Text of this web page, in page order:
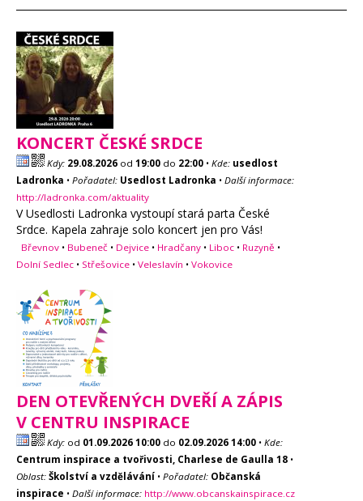
KONCERT ČESKÉ SRDCE
Kdy: 29.08.2026 od 19:00 do 22:00 • Kde: usedlost
Ladronka • Pořadatel: Usedlost Ladronka • Další informace:
http://ladronka.com/aktuality
V Usedlosti Ladronka vystoupí stará parta České
Srdce. Kapela zahraje solo koncert jen pro Vás!
Břevnov • Bubeneč • Dejvice • Hradčany • Liboc • Ruzyně •
Dolní Sedlec • Střešovice • Veleslavín • Vokovice
DEN OTEVŘENÝCH DVEŘÍ A ZÁPIS
V CENTRU INSPIRACE
Kdy: od 01.09.2026 10:00 do 02.09.2026 14:00 • Kde:
Centrum inspirace a tvořivosti, Charlese de Gaulla 18 •
Oblast: Školství a vzdělávání • Pořadatel: Občanská
inspirace • Další informace: http://www.obcanskainspirace.cz